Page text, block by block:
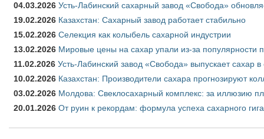
04.03.2026 Усть-Лабинский сахарный завод «Свобода»
19.02.2026 Казахстан: Сахарный завод работает стабильно
15.02.2026 Селекция как колыбель сахарной индустрии
13.02.2026 Мировые цены на сахар упали из-за популярности
11.02.2026 Усть-Лабинский завод «Свобода» выпускает сахар в
10.02.2026 Казахстан: Производители сахара прогнозируют
03.02.2026 Молдова: Свеклосахарный комплекс: за иллюзию
20.01.2026 От руин к рекордам: формула успеха сахарного